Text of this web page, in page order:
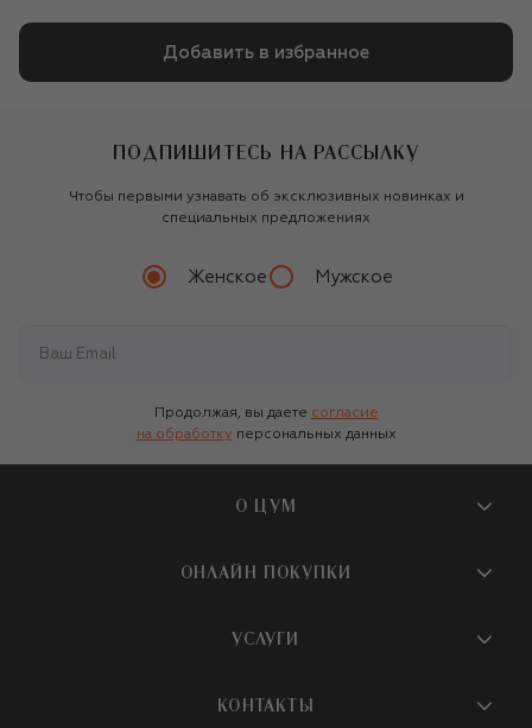
Добавить в избранное
ПОДПИШИТЕСЬ НА РАССЫЛКУ
Чтобы первыми узнавать об эксклюзивных новинках и
специальных предложениях
Женское Мужское
Продолжая, вы даете согласие
на обработку персональных данных
О ЦУМ
О магазине
Бутики и ПВЗ ЦУМ
ОНЛАЙН ПОКУПКИ
Доставка
УСЛУГИ
КОНТАКТЫ